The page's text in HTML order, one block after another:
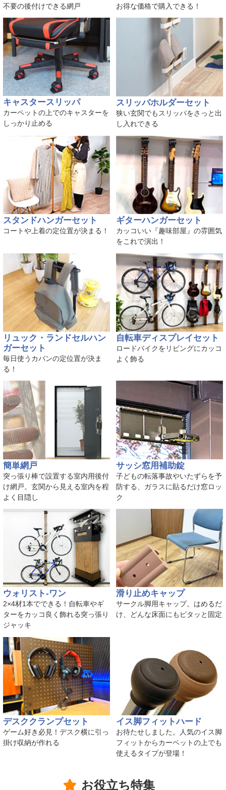
不要の後付けできる網戸
お得な価格で購入できる！
キャスタースリッパ
カーペットの上でのキャスターを
しっかり止める
スリッパホルダーセット
狭い玄関でもスリッパをさっと出
し入れできる
スタンドハンガーセット
コートや上着の定位置が決まる！
ギターハンガーセット
カッコいい『趣味部屋』の雰囲気
をこれで演出！
リュック・ランドセルハン
ガーセット
毎日使うカバンの定位置が決ま
る！
自転車ディスプレイセット
ロードバイクをリビングにカッコ
よく飾る
簡単網戸
突っ張り棒で設置する室内用後付
け網戸。玄関から見える室内を程
よく目隠し
サッシ窓用補助錠
子どもの転落事故やいたずらを予
防する、ガラスに貼るだけ窓ロッ
ク
ウォリスト-ワン
2×4材1本でできる！自転車やギ
ターをカッコ良く飾れる突っ張り
ジャッキ
滑り止めキャップ
サークル脚用キャップ。はめるだ
け、どんな床面にもピタッと固定
デスククランプセット
ゲーム好き必見！デスク横に引っ
掛け収納が作れる
イス脚フィットハード
お待たせしました。人気のイス脚
フィットからカーペットの上でも
使えるタイプが登場！
お役立ち特集